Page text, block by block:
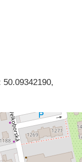
50.09342190,